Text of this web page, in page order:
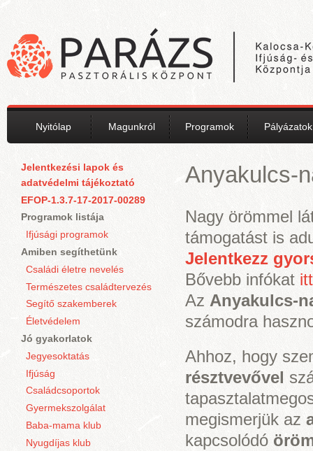
Nyitólap Magunkról Programok Pályázatok
Jelentkezési lapok és
adatvédelmi tájékoztató
EFOP-1.3.7-17-2017-00289
Programok listája
Ifjúsági programok
Amiben segíthetünk
Családi életre nevelés
Természetes családtervezés
Segítő szakemberek
Életvédelem
Jó gyakorlatok
Jegyesoktatás
Ifjúság
Családcsoportok
Gyermekszolgálat
Baba-mama klub
Nyugdíjas klub
Anyakulcs-
Nagy örömmel
támogatást is
Jelentkezz
Bővebb infókat
Az Anyakulcs-
számodra
Ahhoz, hogy
résztvevővel
megismerjük az
kapcsolódó